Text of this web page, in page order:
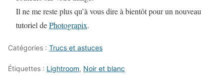
Il ne me reste plus qu’à vous dire à bientôt pour un nouveau
tutoriel dePhotograpix.
Catégories : Trucs et astuces
Étiquettes : Lightroom, Noir et blanc